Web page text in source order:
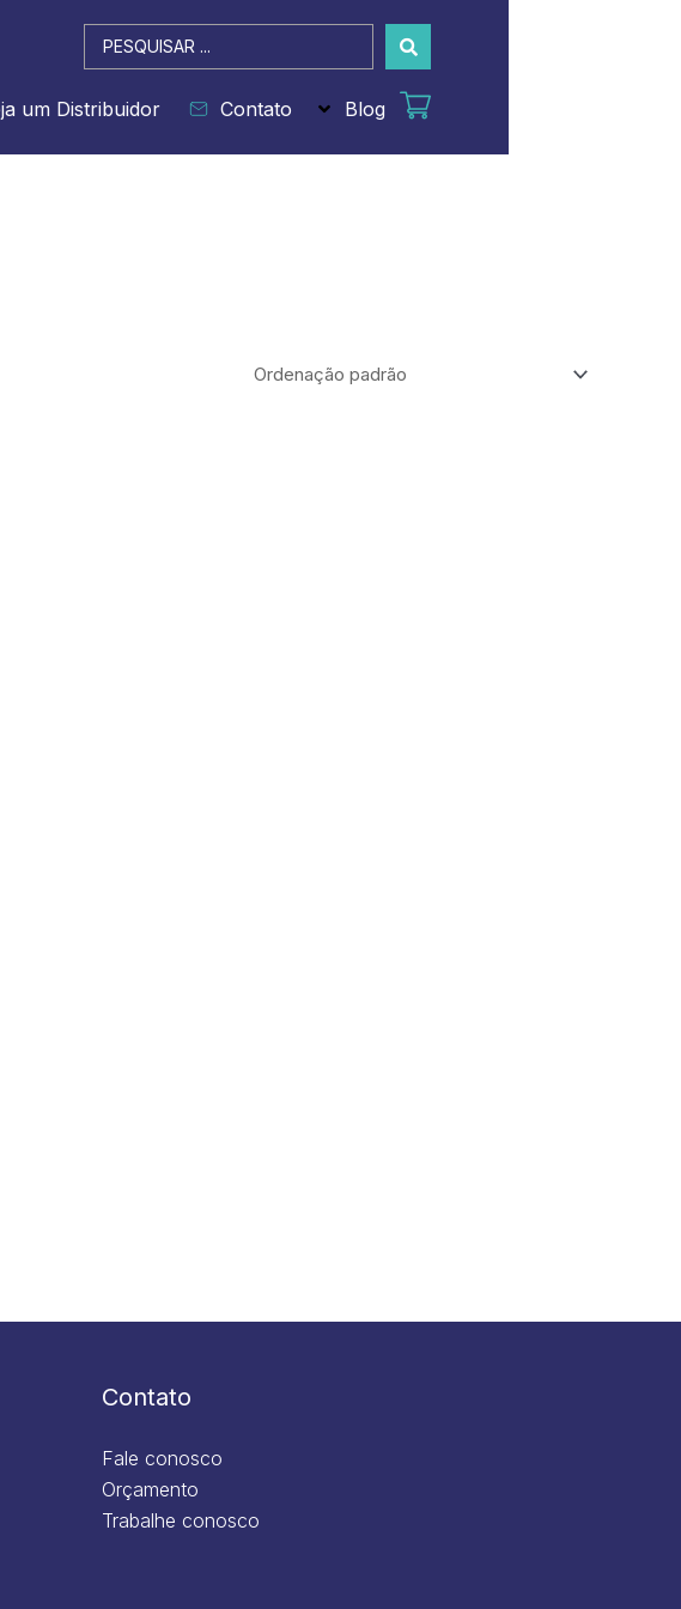
Pesquisar
...
um Distribuidor Contato Blog
Contato
Fale conosco
Orçamento
Trabalhe conosco